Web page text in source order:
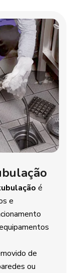
é
e
de
ou